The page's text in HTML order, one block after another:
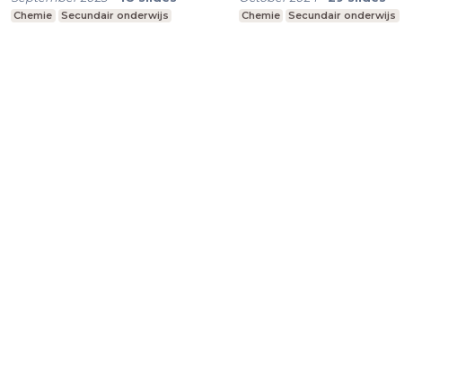
Chemie Secundair onderwijs Chemie Secundair onderwijs